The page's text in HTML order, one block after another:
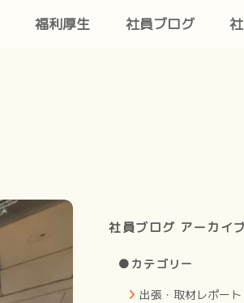
福利厚生 社員ブログ
社員ブログ アーカイ
●カテゴリー
出張・取材レポート